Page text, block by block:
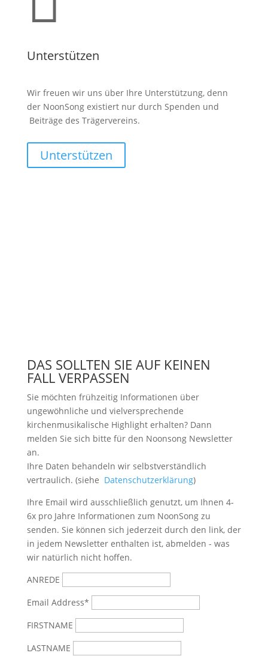
Unterstützen
Wir freuen wir uns über Ihre Unterstützung, denn
der NoonSong existiert nur durch Spenden und
Beiträge des Trägervereins.
Unterstützen
DAS SOLLTEN SIE AUF KEINEN
FALL VERPASSEN
Sie möchten frühzeitig Informationen über
ungewöhnliche und vielversprechende
kirchenmusikalische Highlight erhalten? Dann
melden Sie sich bitte für den Noonsong Newsletter
an.
Ihre Daten behandeln wir selbstverständlich
vertraulich. (siehe Datenschutzerklärung)
Ihre Email wird ausschließlich genutzt, um Ihnen 4-
6x pro Jahre Informationen zum NoonSong zu
senden. Sie können sich jederzeit durch den link, der
in jedem Newsletter enthalten ist, abmelden - was
wir natürlich nicht hoffen.
ANREDE
Email Address*
FIRSTNAME
LASTNAME